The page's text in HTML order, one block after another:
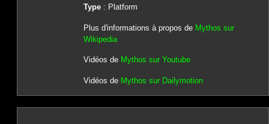
Type: Platform
Plus d'informations à propos de Mythos sur
Wikipedia
Vidéos de Mythos sur Youtube
Vidéos de Mythos sur Dailymotion